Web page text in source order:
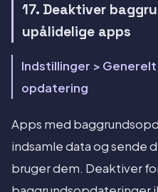
17. Deaktiver
upålidelige apps
Indstillinger >
opdatering
Apps med
indsamle data og sende
bruger dem. Deaktiver